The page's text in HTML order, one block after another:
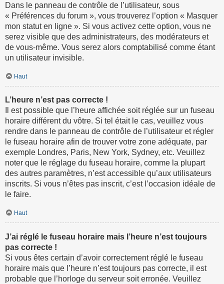
Dans le panneau de contrôle de l’utilisateur, sous
« Préférences du forum », vous trouverez l’option « Masquer
mon statut en ligne ». Si vous activez cette option, vous ne
serez visible que des administrateurs, des modérateurs et
de vous-même. Vous serez alors comptabilisé comme étant
un utilisateur invisible.
Haut
L’heure n’est pas correcte !
Il est possible que l’heure affichée soit réglée sur un fuseau
horaire différent du vôtre. Si tel était le cas, veuillez vous
rendre dans le panneau de contrôle de l’utilisateur et régler
le fuseau horaire afin de trouver votre zone adéquate, par
exemple Londres, Paris, New York, Sydney, etc. Veuillez
noter que le réglage du fuseau horaire, comme la plupart
des autres paramètres, n’est accessible qu’aux utilisateurs
inscrits. Si vous n’êtes pas inscrit, c’est l’occasion idéale de
le faire.
Haut
J’ai réglé le fuseau horaire mais l’heure n’est toujours
pas correcte !
Si vous êtes certain d’avoir correctement réglé le fuseau
horaire mais que l’heure n’est toujours pas correcte, il est
probable que l’horloge du serveur soit erronée. Veuillez